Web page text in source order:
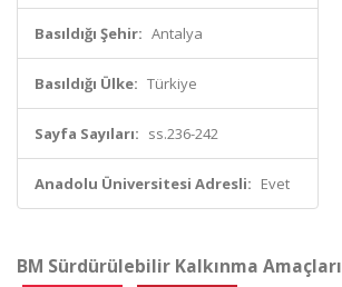
Basıldığı Şehir: Antalya
Basıldığı Ülke: Türkiye
Sayfa Sayıları: ss.236-242
Anadolu Üniversitesi Adresli: Evet
BM Sürdürülebilir Kalkınma Amaçları